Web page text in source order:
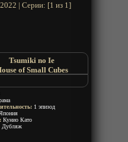
| Серии: [1 из 1]
Tsumiki no Ie
of Small Cubes
House of Blocks
1 эпизод
Япония
Кунио Като
Дубляж